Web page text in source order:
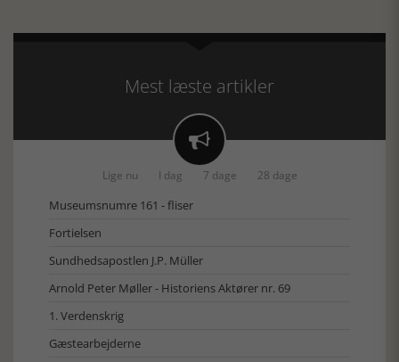
Mest læste artikler

Lige nu I dag 7 dage 28 dage
Museumsnumre 161 - fliser
Fortielsen
Sundhedsapostlen J.P. Müller
Arnold Peter Møller - Historiens Aktører nr. 69
1. Verdenskrig
Gæstearbejderne